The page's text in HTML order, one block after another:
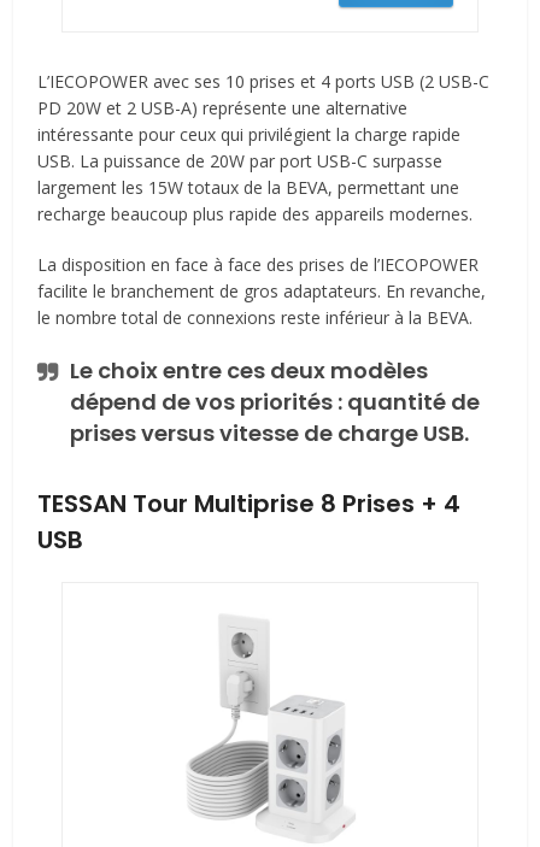
L’IECOPOWER avec ses 10 prises et 4 ports USB (2 USB-C
PD 20W et 2 USB-A) représente une alternative
intéressante pour ceux qui privilégient la charge rapide
USB. La puissance de 20W par port USB-C surpasse
largement les 15W totaux de la BEVA, permettant une
recharge beaucoup plus rapide des appareils modernes.
La disposition en face à face des prises de l’IECOPOWER
facilite le branchement de gros adaptateurs. En revanche,
le nombre total de connexions reste inférieur à la BEVA.
Le choix entre ces deux modèles
dépend de vos priorités : quantité de
prises versus vitesse de charge USB.
TESSAN Tour Multiprise 8 Prises + 4
USB